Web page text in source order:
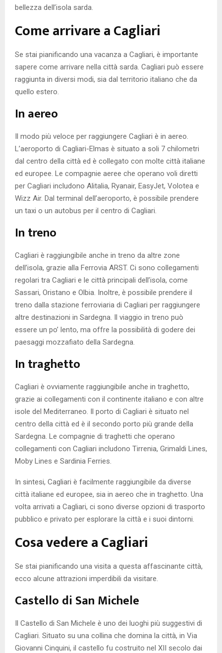
bellezza dell’isola sarda.
Come arrivare a Cagliari
Se stai pianificando una vacanza a Cagliari, è importante
sapere come arrivare nella città sarda. Cagliari può essere
raggiunta in diversi modi, sia dal territorio italiano che da
quello estero.
In aereo
Il modo più veloce per raggiungere Cagliari è in aereo.
L’aeroporto di Cagliari-Elmas è situato a soli 7 chilometri
dal centro della città ed è collegato con molte città italiane
ed europee. Le compagnie aeree che operano voli diretti
per Cagliari includono Alitalia, Ryanair, EasyJet, Volotea e
Wizz Air. Dal terminal dell’aeroporto, è possibile prendere
un taxi o un autobus per il centro di Cagliari.
In treno
Cagliari è raggiungibile anche in treno da altre zone
dell’isola, grazie alla Ferrovia ARST. Ci sono collegamenti
regolari tra Cagliari e le città principali dell’isola, come
Sassari, Oristano e Olbia. Inoltre, è possibile prendere il
treno dalla stazione ferroviaria di Cagliari per raggiungere
altre destinazioni in Sardegna. Il viaggio in treno può
essere un po’ lento, ma offre la possibilità di godere dei
paesaggi mozzafiato della Sardegna.
In traghetto
Cagliari è ovviamente raggiungibile anche in traghetto,
grazie ai collegamenti con il continente italiano e con altre
isole del Mediterraneo. Il porto di Cagliari è situato nel
centro della città ed è il secondo porto più grande della
Sardegna. Le compagnie di traghetti che operano
collegamenti con Cagliari includono Tirrenia, Grimaldi Lines,
Moby Lines e Sardinia Ferries.
In sintesi, Cagliari è facilmente raggiungibile da diverse
città italiane ed europee, sia in aereo che in traghetto. Una
volta arrivati a Cagliari, ci sono diverse opzioni di trasporto
pubblico e privato per esplorare la città e i suoi dintorni.
Cosa vedere a Cagliari
Se stai pianificando una visita a questa affascinante città,
ecco alcune attrazioni imperdibili da visitare.
Castello di San Michele
Il Castello di San Michele è uno dei luoghi più suggestivi di
Cagliari. Situato su una collina che domina la città, in Via
Giovanni Cinquini, il castello fu costruito nel XII secolo dai